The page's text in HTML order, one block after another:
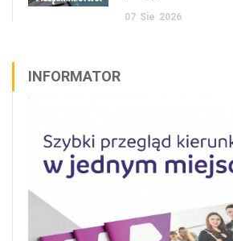
07 Sie 2026
INFORMATOR